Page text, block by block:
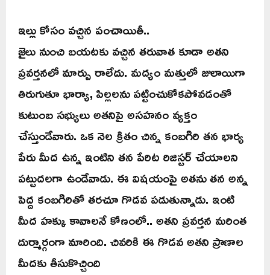
ఇల్లు కోసం వచ్చిన పంచాయితీ..
జైలు నుంచి బయటకు వచ్చిన తరువాత కూడా అతని
ప్రవర్తనలో మార్పు రాలేదు. మద్యం మత్తులో జులాయిగా
తిరుగుతూ భార్యా, పిల్లలను పట్టించుకోకపోవడంతో
కుటుంబ సభ్యులు అతనిపై అసహనం వ్యక్తం
చేస్తుండేవారు. ఒక నెల క్రితం చిన్న కంబగిరి తన భార్య
పేరు మీద ఉన్న ఇంటిని తన పేరిట రిజిస్టర్ చేయాలని
పట్టుదలగా ఉండేవాడు. ఈ విషయంపై అతను తన అన్న
పెద్ద కంబగిరితో తరచూ గొడవ పడుతున్నాడు. ఇంటి
మీద హక్కు కావాలనే కోణంలో.. అతని ప్రవర్తన మరింత
దుర్మార్గంగా మారింది. చివరికి ఈ గొడవ అతని ప్రాణాల
మీదకు తీసుకొచ్చింది